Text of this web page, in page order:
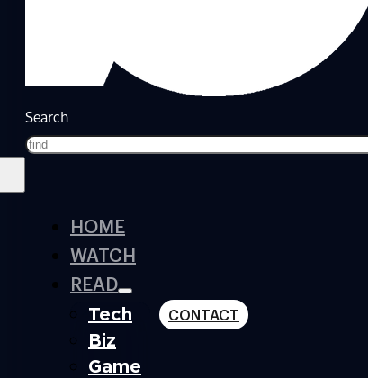
Search
HOME
WATCH
READ
Tech
Biz
Game
CONTACT